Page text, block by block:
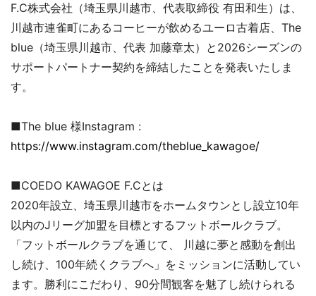
F.C株式会社（埼玉県川越市、代表取締役 有田和生）は、
川越市連雀町にあるコーヒーが飲めるユーロ古着店、The
blue（埼玉県川越市、代表 加藤章太）と2026シーズンの
サポートパートナー契約を締結したことを発表いたしま
す。
■The blue 様Instagram :
https://www.instagram.com/theblue_kawagoe/
■COEDO KAWAGOE F.Cとは
2020年設立、埼玉県川越市をホームタウンとし設立10年
以内のJリーグ加盟を目標とするフットボールクラブ。
「フットボールクラブを通じて、 川越に夢と感動を創出
し続け、100年続くクラブへ」をミッションに活動してい
ます。勝利にこだわり、90分間観客を魅了し続けられる